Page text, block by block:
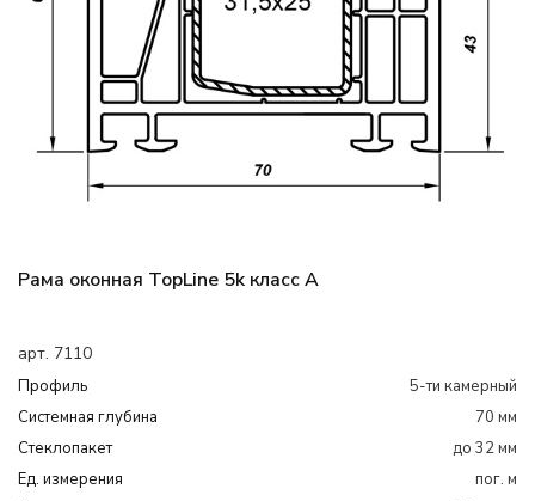
Рама оконная TopLine 5k класс А
арт. 7110
Профиль
5-ти камерный
Системная глубина
70 мм
Cтеклопакет
до 32 мм
Ед. измерения
пог. м